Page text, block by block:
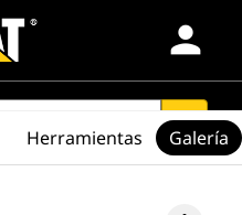
person
search
Herramientas Galería